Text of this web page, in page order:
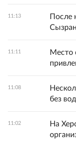
11:13
После
11:11
Место
11:08
без
11:02
На